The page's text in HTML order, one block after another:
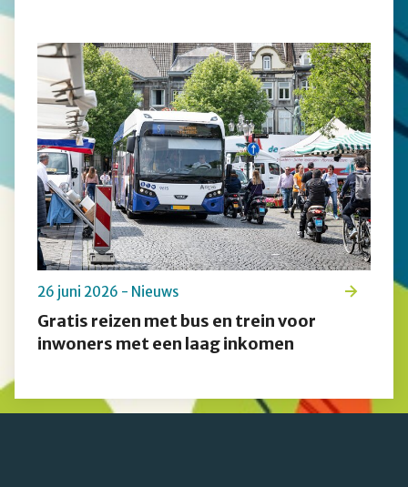
Gratis reizen met bus en trein voor
inwoners met een laag inkomen
26 juni 2026 - Nieuws